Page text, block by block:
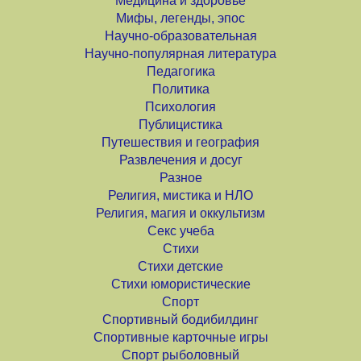
Мифы, легенды, эпос
Научно-образовательная
Научно-популярная литература
Педагогика
Политика
Психология
Публицистика
Путешествия и география
Развлечения и досуг
Разное
Религия, мистика и НЛО
Религия, магия и оккультизм
Секс учеба
Стихи
Стихи детские
Стихи юмористические
Спорт
Спортивный бодибилдинг
Спортивные карточные игры
Спорт рыболовный